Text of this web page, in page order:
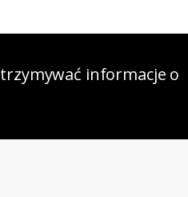
informacje o